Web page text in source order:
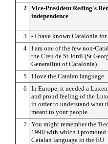
2
Vice-President Reding's
independence
3
- I have known Catalonia for
4 I am one of the few non-
the Creu de St Jordi (St
Generalitat of Catalonia).
5
I love the Catalan language.
6
In Europe, it needed a
and proud feeling of the
in order to understand what
meant to your people.
7
You might remember the
1990 with which I promoted
Catalan language in the EU.